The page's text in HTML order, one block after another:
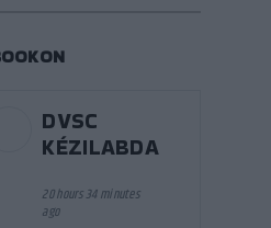
DVSC
KÉZILABDA
20 hours 34 minutes
ago